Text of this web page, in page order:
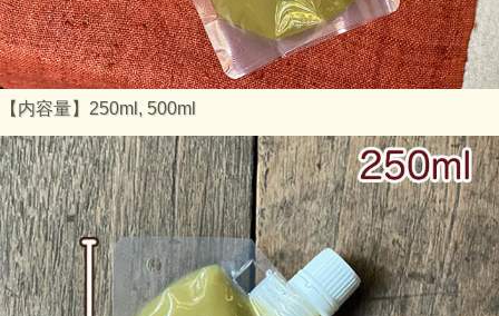
※仕入元の都合により、価格変更となりました。ご了承くだ
さい。
【内容量】250ml, 500ml